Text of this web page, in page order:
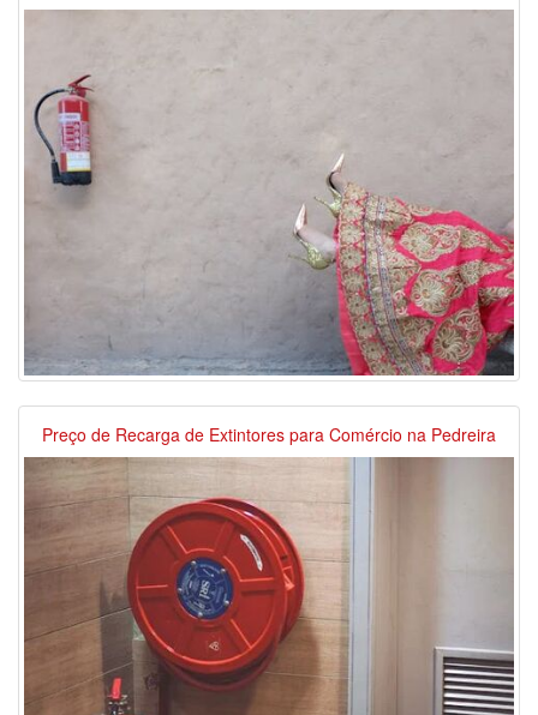
Preço de Recarga de Extintores para Comércio na Pedreira